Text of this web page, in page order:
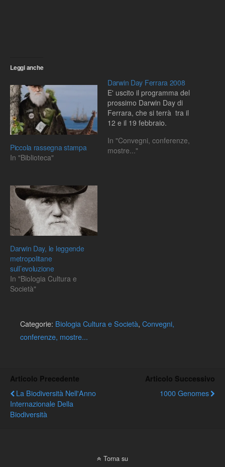
Leggi anche
Piccola rassegna stampa
In "Biblioteca"
Darwin Day Ferrara 2008
E' uscito il programma del
prossimo Darwin Day di
Ferrara, che si terrà tra il
12 e il 19 febbraio.
In "Convegni, conferenze,
mostre..."
Darwin Day, le leggende
metropolitane
sull’evoluzione
In "Biologia Cultura e
Società"
Categorie: Biologia Cultura e Società, Convegni,
conferenze, mostre...
Articolo Precedente
La Biodiversità Nell'Anno
Internazionale Della
Biodiversità
Articolo Successivo
1000 Genomes
Torna su